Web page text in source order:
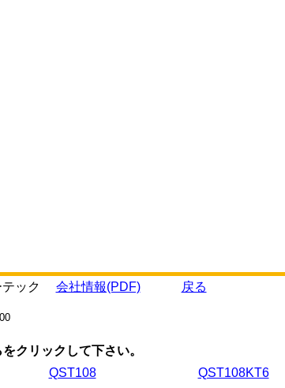
テック 会社情報(PDF) 戻る
クリックして下さい。
QST108 QST108KT6